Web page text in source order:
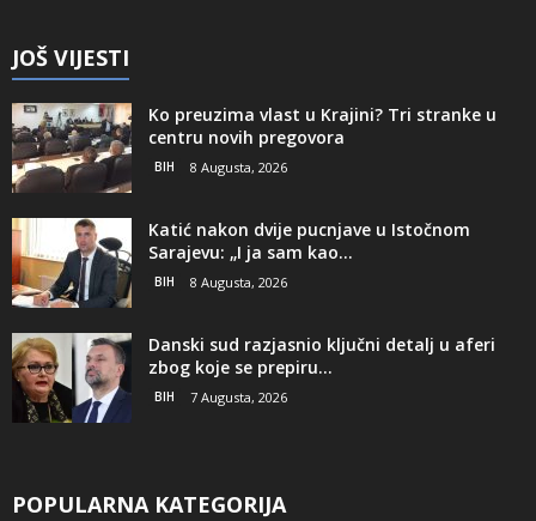
JOŠ VIJESTI
Ko preuzima vlast u Krajini? Tri stranke u
centru novih pregovora
BIH 8 Augusta, 2026
Katić nakon dvije pucnjave u Istočnom
Sarajevu: „I ja sam kao...
BIH 8 Augusta, 2026
Danski sud razjasnio ključni detalj u aferi
zbog koje se prepiru...
BIH 7 Augusta, 2026
POPULARNA KATEGORIJA